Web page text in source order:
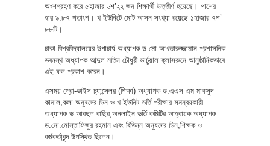
অংশগ্রহণ করে ৫হাজার ৬শ’২২ জন শিক্ষার্থী উত্তীর্ণ হয়েছে। পাশের
হার ৯.৮৭ শতাংশ। খ ইউনিটে মোট আসন সংখ্যা রয়েছে ১হাজার ৭শ’
৮৮টি।
ঢাকা বিশ্ববিদ্যালয়ের উপাচার্য অধ্যাপক ড.মো.আখতারুজ্জামান প্রশাসনিক
ভবনস্থ অধ্যাপক আব্দুল মতিন চৌধুরী ভার্চুয়াল ক্লাসরুমে আনুষ্ঠানিকভাবে
এই ফল প্রকাশ করেন।
এসময় প্রো-ভাইস চ্যান্সেলর (শিক্ষা) অধ্যাপক ড.এএস এম মাকসুদ
কামাল,কলা অনুষদের ডিন ও খ-ইউনিট ভর্তি পরীক্ষার সমন্বয়কারী
অধ্যাপক ড.আবদুল বাছির,অনলাইন ভর্তি কমিটির আহ্বায়ক অধ্যাপক
ড.মো.মোস্তাফিজুর রহমান এবং বিভিন্ন অনুষদের ডিন,শিক্ষক ও
কর্মকর্তাবৃন্দ উপস্থিত ছিলেন।